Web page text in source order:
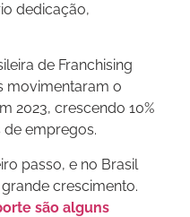
dedicação,
de Franchising
movimentaram o
2023, crescendo 10%
empregos.
passo, e no Brasil
crescimento.
são alguns